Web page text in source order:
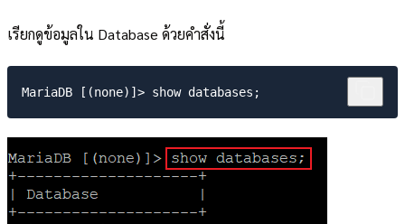
เรียกดูข้อมูลใน Database ด้วยคำสั่งนี้